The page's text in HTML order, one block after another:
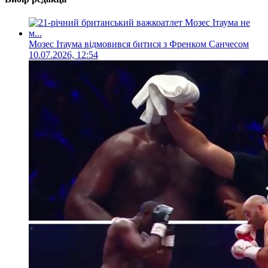
Мозес Ітаума відмовився битися з Френком Санчесом
10.07.2026, 12:54